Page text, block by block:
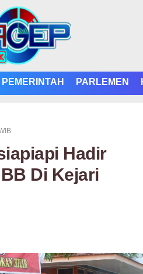
PEMERINTAH PARLEMEN
Hadir
Di Kejari